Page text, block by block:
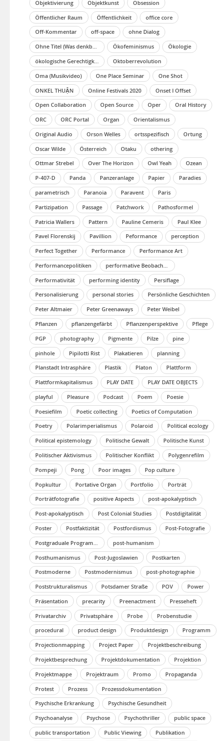
Objektivierung Objektkunst
Obsession
Öffentlicher Raum
Öffentlichkeit
office core
Off-Kommentar
off-space
ohne Dialog
Ohne Titel (Was denkbar ist, ist auch möglich)
Ökofeminismus
Ökologie
Oktoberrevolution
Oma (Musikvideo)
One Place Seminar
One Shot
ONKEL THUẬN
Online Festivals 2020
Onset I Offset
Open Collaboration
Open Source Oper
Oral History
ORC
ORC Portal Organ
Orientalismus
Original Audio
Orson Welles ortsspezifisch
Ortung
Oscar Wilde
Österreich Otaku
othering
Ottmar Strebel
Over The Horizon Owl Yeah
Ozean
P-407-D
Panda Panzeranlage Papier
Paradies
parametrisch
Paranoia Paravent
Paris
Partizipation
Passage Patchwork
Pathosformel
Patricia Wallers
Pattern Pauline Cemeris
Paul Klee
Pavel Florenskij
Pavillion Peformance
perception
Perfect Together
Performance
Performance Art
Performancepolitiken
Performativität
performing identity
Persiflage
Personalisierung
personal stories
Persönliche Geschichten
Peter Altmaier
Peter Greenaways
Peter Weibel
Pflanzen
pflanzengefärbt Pflanzenperspektive
Pflege
PGP
photography Pigmente Pilze
pine
pinhole
Pipilotti Rist Plakatieren
planning
Planstadt Intrasphäre
Plastik Platon
Plattform
Plattformkapitalismus
PLAY DATE
PLAY DATE OBJECTS
playful
Pleasure Podcast Poem
Poesie
Poesiefilm
Poetic collecting
Poetics of Computation
Poetry
Polarimperialismus Polaroid
Political ecology
Political epistemology
Politische Gewalt
Politische Kunst
Politischer Aktivismus
Politischer Konflikt
Polygenrefilm
Pompeji
Pong Poor images
Pop culture
Popkultur
Portative Organ Portfolio
Porträt
Porträtfotografie
positive Aspects
post-apokalyptisch
Post-apokalyptisch
Post Colonial Studies
Postdigitalität
Poster
Postfaktizität Postfordismus
Post-Fotografie
post-humanism
Posthumanismus
Post-Jugoslawien
Postkarten
Postmoderne
Postmodernismus
post-photographie
Poststrukturalismus
Potsdamer Straße POV
Power
Präsentation
precarity Preenactment
Presseheft
Privatarchiv
Privatsphäre Probe
Probenstudie
procedural
product design Produktdesign
Programm
Projectionmapping
Project Paper
Projektbeschreibung
Projektbesprechung
Projektdokumentation
Projektion
Projektmappe
Projektraum Promo
Propaganda
Protest
Prozess
Prozessdokumentation
Psychische Erkrankung
Psychische Gesundheit
Psychoanalyse
Psychose Psychothriller
public space
public transportation
Public Viewing
Publikation